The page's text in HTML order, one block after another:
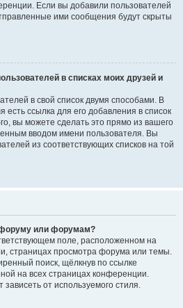
Если вы добавили пользователей
ими сообщения будут скрыты
в списках моих друзей и
в свой список двумя способами. В
есть ссылка для его добавления в список
вы можете сделать это прямо из вашего
вводом имени пользователя. Вы
из соответствующих списков на той
форуму или форумам?
поле, расположенном на
страницах просмотра форума или темы.
поиск, щёлкнув по ссылке
на всех страницах конференции.
от используемого стиля.